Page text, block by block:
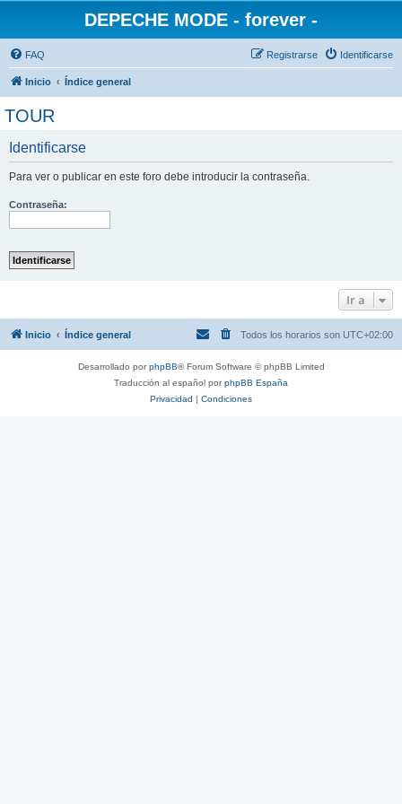
DEPECHE MODE - forever -
FAQ Identificarse
Registrarse
Inicio Índice general
TOUR
Identificarse
Para ver o publicar en este foro debe introducir la contraseña.
Contraseña:
Ir a
Inicio Índice general Todos los horarios son UTC+02:00
Desarrollado porphpBB® Forum Software © phpBB Limited
Traducción al español porphpBB España
Privacidad | Condiciones